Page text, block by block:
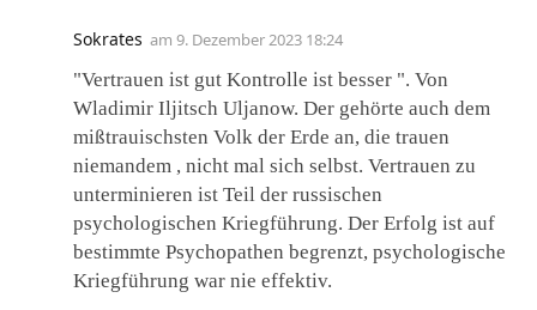
Sokrates am 9. Dezember 2023 18:24
"Vertrauen ist gut Kontrolle ist besser ". Von
Wladimir Iljitsch Uljanow. Der gehörte auch dem
mißtrauischsten Volk der Erde an, die trauen
niemandem , nicht mal sich selbst. Vertrauen zu
unterminieren ist Teil der russischen
psychologischen Kriegführung. Der Erfolg ist auf
bestimmte Psychopathen begrenzt, psychologische
Kriegführung war nie effektiv.